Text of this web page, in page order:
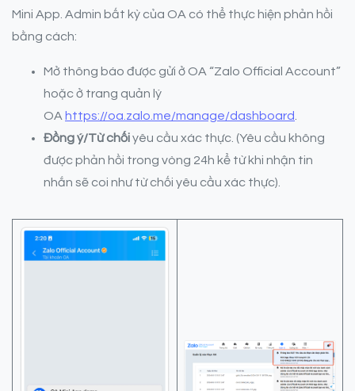
Mini App. Admin bất kỳ của OA có thể thực hiện phản hồi
bằng cách:
Mở thông báo được gửi ở OA “Zalo Official Account”
hoặc ở trang quản lý
OA https://oa.zalo.me/manage/dashboard
Đồng ý/Từ chốiyêu cầu xác thực. (Yêu cầu không
được phản hồi trong vòng 24h kể từ khi nhận tin
nhắn sẽ coi như từ chối yêu cầu xác thực).